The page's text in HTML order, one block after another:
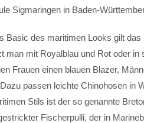
Sigmaringen in Baden-
Basic des maritimen Looks gilt
man mit Royalblau und Rot oder
Frauen einen blauen Blazer,
passen leichte Chinohosen in
Stils ist der so genannte
Fischerpulli, der in